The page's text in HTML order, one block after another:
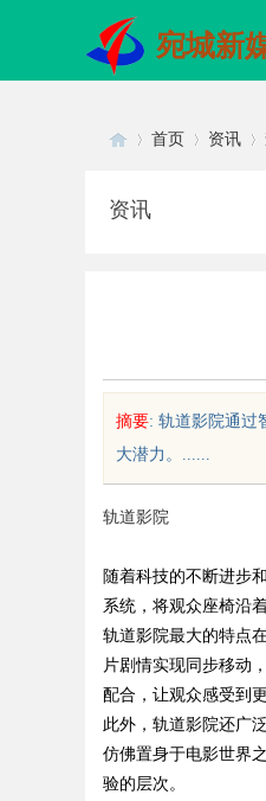
宛城新
uz
首页 资讯
资讯
摘要: 轨道影院通过
大潜力。......
轨道影院
随着科技的不断进步
系统，将观众座椅沿
轨道影院最大的特点
片剧情实现同步移动
配合，让观众感受到
此外，轨道影院还广
仿佛置身于电影世界
验的层次。
眼镜 上海配眼镜